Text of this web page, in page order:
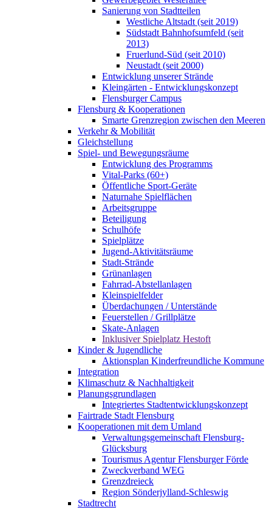
Sanierung von Stadtteilen
Westliche Altstadt (seit 2019)
Südstadt Bahnhofsumfeld (seit
2013)
Fruerlund-Süd (seit 2010)
Neustadt (seit 2000)
Entwicklung unserer Strände
Kleingärten - Entwicklungskonzept
Flensburger Campus
Flensburg & Kooperationen
Smarte Grenzregion zwischen den Meeren
Verkehr & Mobilität
Gleichstellung
Spiel- und Bewegungsräume
Entwicklung des Programms
Vital-Parks (60+)
Öffentliche Sport-Geräte
Naturnahe Spielflächen
Arbeitsgruppe
Beteiligung
Schulhöfe
Spielplätze
Jugend-Aktivitätsräume
Stadt-Strände
Grünanlagen
Fahrrad-Abstellanlagen
Kleinspielfelder
Überdachungen / Unterstände
Feuerstellen / Grillplätze
Skate-Anlagen
Inklusiver Spielplatz Hestoft
Kinder & Jugendliche
Aktionsplan Kinderfreundliche Kommune
Integration
Klimaschutz & Nachhaltigkeit
Planungsgrundlagen
Integriertes Stadtentwicklungskonzept
Fairtrade Stadt Flensburg
Kooperationen mit dem Umland
Verwaltungsgemeinschaft Flensburg-
Glücksburg
Tourismus Agentur Flensburger Förde
Zweckverband WEG
Grenzdreieck
Region Sönderjylland-Schleswig
Stadtrecht